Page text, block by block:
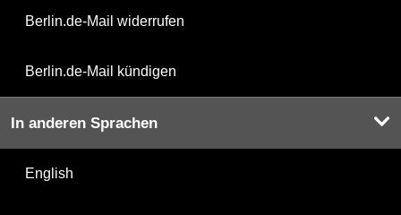
Berlin.de-Mail widerrufen
Berlin.de-Mail kündigen
In anderen Sprachen
English